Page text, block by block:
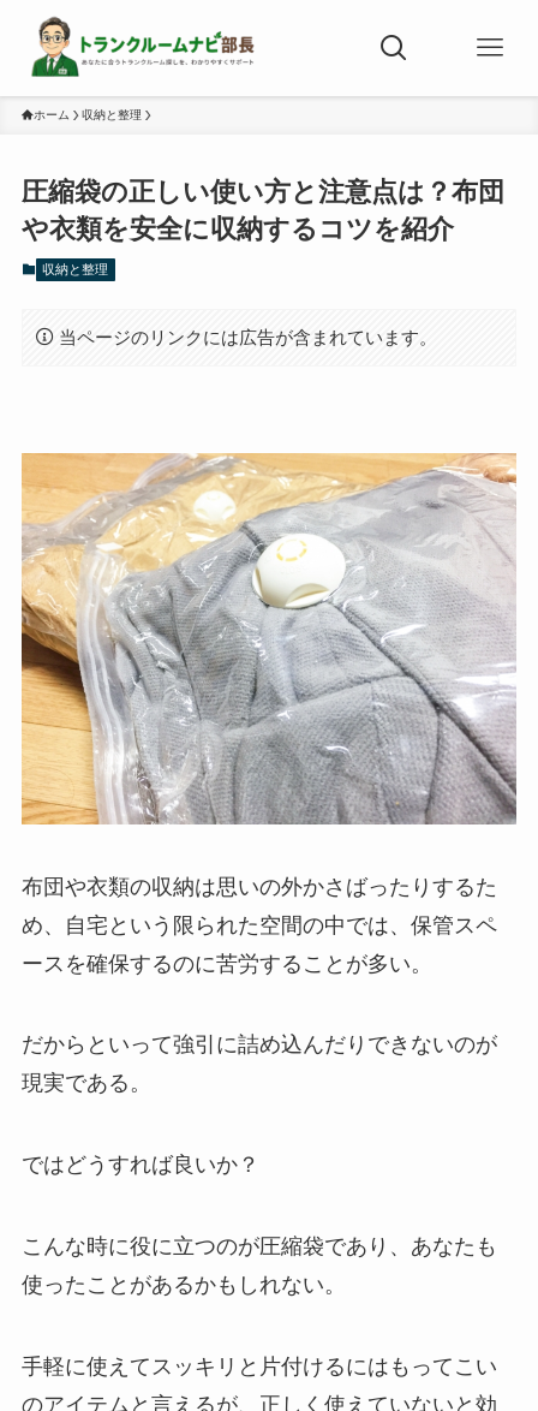
ホーム 収納と整理
圧縮袋の正しい使い方と注意点は？布団
や衣類を安全に収納するコツを紹介
収納と整理
当ページのリンクには広告が含まれています。
布団や衣類の収納は思いの外かさばったりするた
め、自宅という限られた空間の中では、保管スペ
ースを確保するのに苦労することが多い。
だからといって強引に詰め込んだりできないのが
現実である。
ではどうすれば良いか？
こんな時に役に立つのが圧縮袋であり、あなたも
使ったことがあるかもしれない。
手軽に使えてスッキリと片付けるにはもってこい
のアイテムと言えるが、正しく使えていないと効